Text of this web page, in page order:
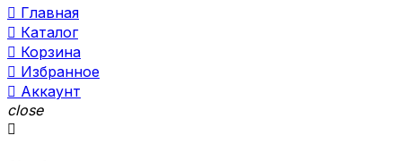
 Главная
 Каталог
 Корзина
 Избранное
 Аккаунт
close
